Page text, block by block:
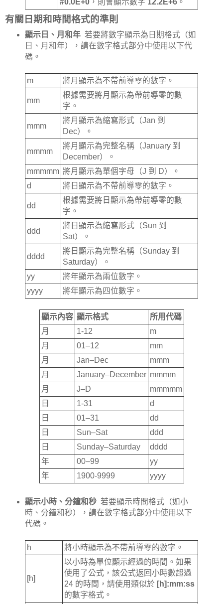
有關日期和時間格式的準則
顯示日、月和年若要將數字顯示為日期格式（如
日、月和年），請在數字格式部分中使用以下代
碼。
m 將月顯示為不帶前導零的數字。
mm
根據需要將月顯示為帶前導零的數
字。
mmm
將月顯示為縮寫形式（Jan 到
Dec）。
mmmm
將月顯示為完整名稱（January 到
December）。
mmmmm 將月顯示為單個字母（J 到 D）。
d
將日顯示為不帶前導零的數字。
dd
根據需要將日顯示為帶前導零的數
字。
ddd
將日顯示為縮寫形式（Sun 到
Sat）。
dddd
將日顯示為完整名稱（Sunday 到
Saturday）。
yy
將年顯示為兩位數字。
yyyy
將年顯示為四位數字。
顯示內容 顯示格式
所用代碼
月
1-12
m
月
01–12
mm
月
Jan–Dec
mmm
月
January–December mmmm
月
J–D
mmmmm
日
1-31
d
日
01–31
dd
日
Sun–Sat
ddd
日
Sunday–Saturday
dddd
年
00–99
yy
年
1900-9999 yyyy
顯示小時、分鐘和秒若要顯示時間格式（如小
時、分鐘和秒），請在數字格式部分中使用以下
代碼。
h 將小時顯示為不帶前導零的數字。
[h]
以小時為單位顯示經過的時間。如果
使用了公式，該公式返回小時數超過
24 的時間，請使用類似於 [h]:mm:ss
的數字格式。